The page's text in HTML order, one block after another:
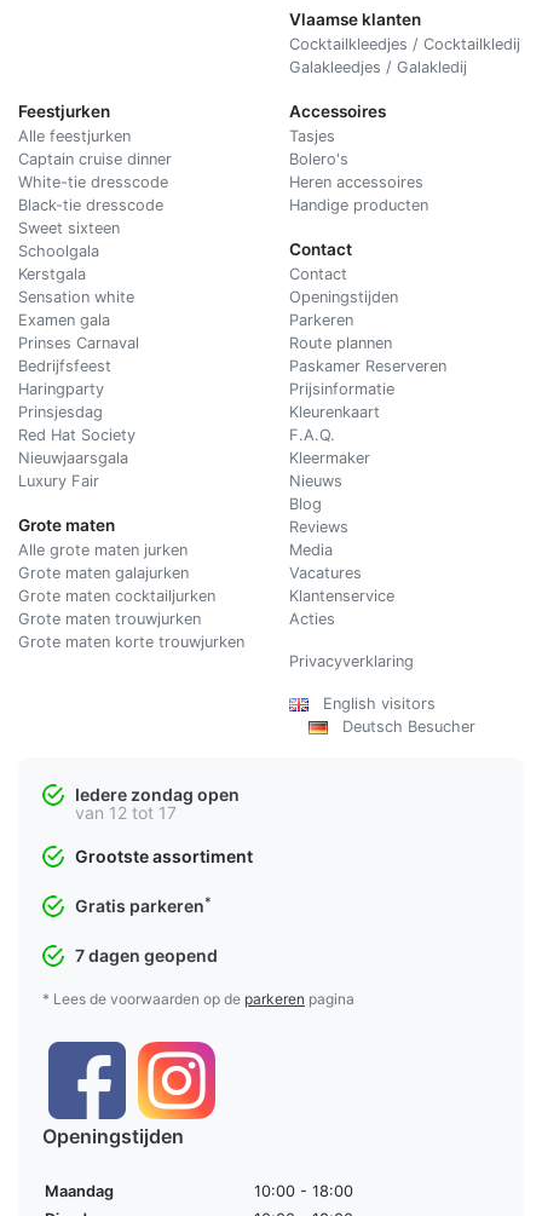
Vlaamse klanten
Cocktailkleedjes / Cocktailkledij
Galakleedjes / Galakledij
Feestjurken
Alle feestjurken
Captain cruise dinner
White-tie dresscode
Black-tie dresscode
Sweet sixteen
Schoolgala
Kerstgala
Sensation white
Examen gala
Prinses Carnaval
Bedrijfsfeest
Haringparty
Prinsjesdag
Red Hat Society
Nieuwjaarsgala
Luxury Fair
Grote maten
Alle grote maten jurken
Grote maten galajurken
Grote maten cocktailjurken
Grote maten trouwjurken
Grote maten korte trouwjurken
Accessoires
Tasjes
Bolero's
Heren accessoires
Handige producten
Contact
Contact
Openingstijden
Parkeren
Route plannen
Paskamer Reserveren
Prijsinformatie
Kleurenkaart
F.A.Q.
Kleermaker
Nieuws
Blog
Reviews
Media
Vacatures
Klantenservice
Acties
Privacyverklaring
English visitors
Deutsch Besucher
Iedere zondag open
van 12 tot 17
Grootste assortiment
Gratis parkeren*
7 dagen geopend
* Lees de voorwaarden op de parkeren pagina
Openingstijden
Maandag
10:00 - 18:00